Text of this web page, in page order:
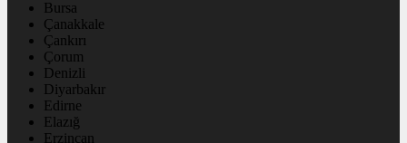
Bursa
Çanakkale
Çankırı
Çorum
Denizli
Diyarbakır
Edirne
Elazığ
Erzincan